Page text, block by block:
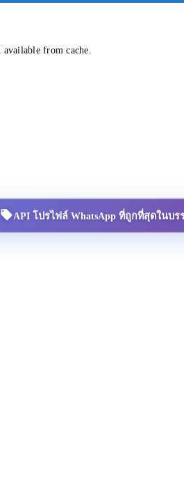
from cache.
API โปรไฟล์ WhatsApp ที่ถูกที่สุดในบร